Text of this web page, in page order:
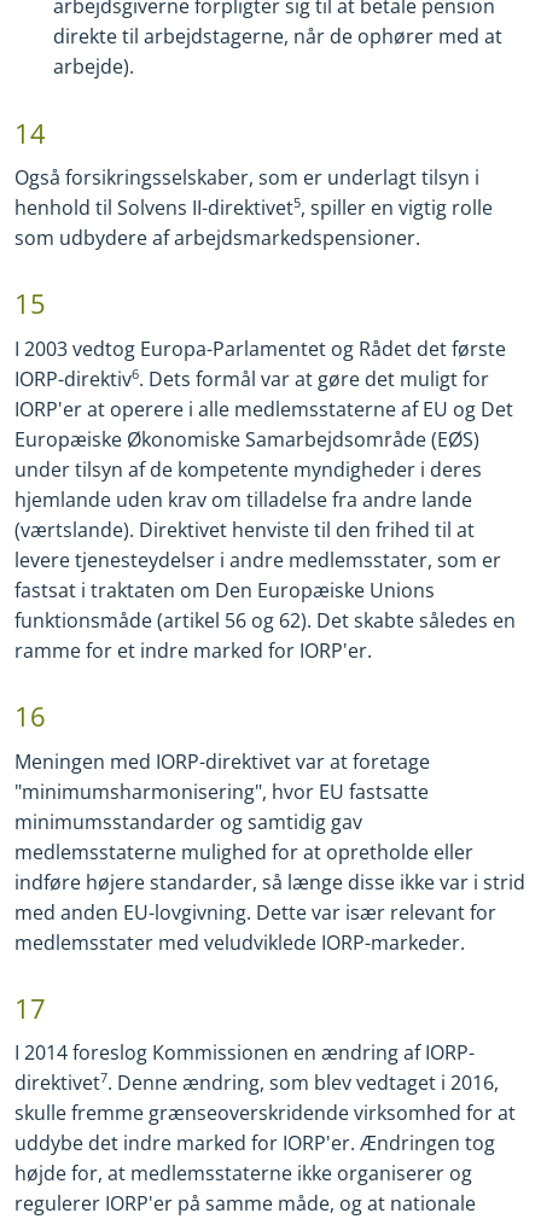
arbejdsgiverne forpligter sig til at betale pension
direkte til arbejdstagerne, når de ophører med at
arbejde).
14
Også forsikringsselskaber, som er underlagt tilsyn i
henhold til Solvens II-direktivet5, spiller en vigtig rolle
som udbydere af arbejdsmarkedspensioner.
15
I 2003 vedtog Europa-Parlamentet og Rådet det første
IORP-direktiv6. Dets formål var at gøre det muligt for
IORP'er at operere i alle medlemsstaterne af EU og Det
Europæiske Økonomiske Samarbejdsområde (EØS)
under tilsyn af de kompetente myndigheder i deres
hjemlande uden krav om tilladelse fra andre lande
(værtslande). Direktivet henviste til den frihed til at
levere tjenesteydelser i andre medlemsstater, som er
fastsat i traktaten om Den Europæiske Unions
funktionsmåde (artikel 56 og 62). Det skabte således en
ramme for et indre marked for IORP'er.
16
Meningen med IORP-direktivet var at foretage
"minimumsharmonisering", hvor EU fastsatte
minimumsstandarder og samtidig gav
medlemsstaterne mulighed for at opretholde eller
indføre højere standarder, så længe disse ikke var i strid
med anden EU-lovgivning. Dette var især relevant for
medlemsstater med veludviklede IORP-markeder.
17
I 2014 foreslog Kommissionen en ændring af IORP-
direktivet7. Denne ændring, som blev vedtaget i 2016,
skulle fremme grænseoverskridende virksomhed for at
uddybe det indre marked for IORP'er. Ændringen tog
højde for, at medlemsstaterne ikke organiserer og
regulerer IORP'er på samme måde, og at nationale